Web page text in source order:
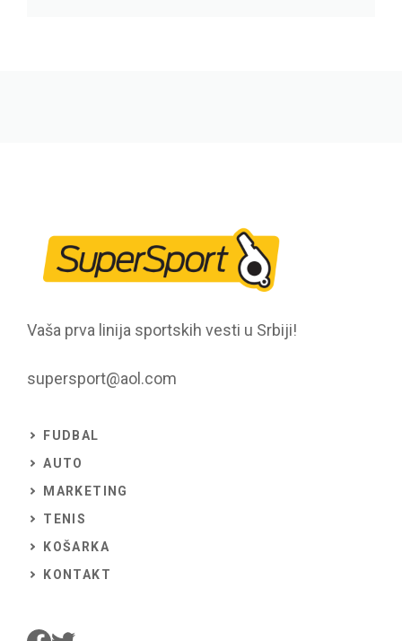
Vaša prva linija sportskih vesti u Srbiji!
supersport@aol.com
FUDBAL
AUTO
MARKETING
TENIS
KOŠARKA
KONTAKT